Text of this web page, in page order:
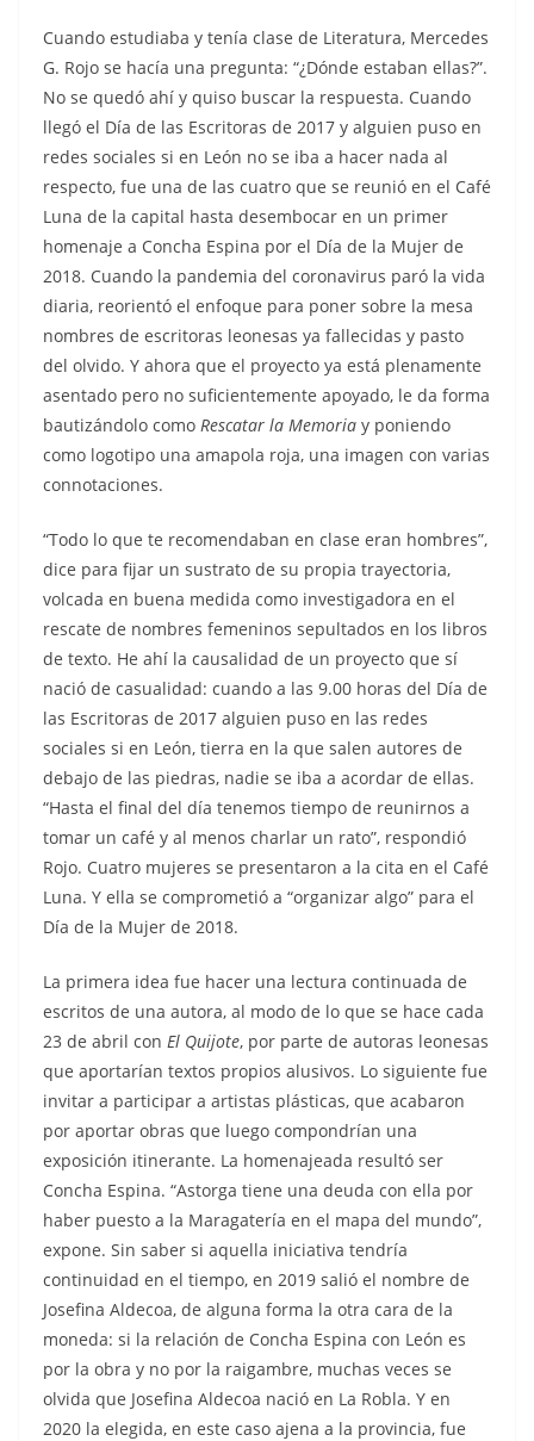
Cuando estudiaba y tenía clase de Literatura, Mercedes
G. Rojo se hacía una pregunta: “¿Dónde estaban ellas?”.
No se quedó ahí y quiso buscar la respuesta. Cuando
llegó el Día de las Escritoras de 2017 y alguien puso en
redes sociales si en León no se iba a hacer nada al
respecto, fue una de las cuatro que se reunió en el Café
Luna de la capital hasta desembocar en un primer
homenaje a Concha Espina por el Día de la Mujer de
2018. Cuando la pandemia del coronavirus paró la vida
diaria, reorientó el enfoque para poner sobre la mesa
nombres de escritoras leonesas ya fallecidas y pasto
del olvido. Y ahora que el proyecto ya está plenamente
asentado pero no suficientemente apoyado, le da forma
bautizándolo como Rescatar la Memoria y poniendo
como logotipo una amapola roja, una imagen con varias
connotaciones.
“Todo lo que te recomendaban en clase eran hombres”,
dice para fijar un sustrato de su propia trayectoria,
volcada en buena medida como investigadora en el
rescate de nombres femeninos sepultados en los libros
de texto. He ahí la causalidad de un proyecto que sí
nació de casualidad: cuando a las 9.00 horas del Día de
las Escritoras de 2017 alguien puso en las redes
sociales si en León, tierra en la que salen autores de
debajo de las piedras, nadie se iba a acordar de ellas.
“Hasta el final del día tenemos tiempo de reunirnos a
tomar un café y al menos charlar un rato”, respondió
Rojo. Cuatro mujeres se presentaron a la cita en el Café
Luna. Y ella se comprometió a “organizar algo” para el
Día de la Mujer de 2018.
La primera idea fue hacer una lectura continuada de
escritos de una autora, al modo de lo que se hace cada
23 de abril con El Quijote, por parte de autoras leonesas
que aportarían textos propios alusivos. Lo siguiente fue
invitar a participar a artistas plásticas, que acabaron
por aportar obras que luego compondrían una
exposición itinerante. La homenajeada resultó ser
Concha Espina. “Astorga tiene una deuda con ella por
haber puesto a la Maragatería en el mapa del mundo”,
expone. Sin saber si aquella iniciativa tendría
continuidad en el tiempo, en 2019 salió el nombre de
Josefina Aldecoa, de alguna forma la otra cara de la
moneda: si la relación de Concha Espina con León es
por la obra y no por la raigambre, muchas veces se
olvida que Josefina Aldecoa nació en La Robla. Y en
2020 la elegida, en este caso ajena a la provincia, fue